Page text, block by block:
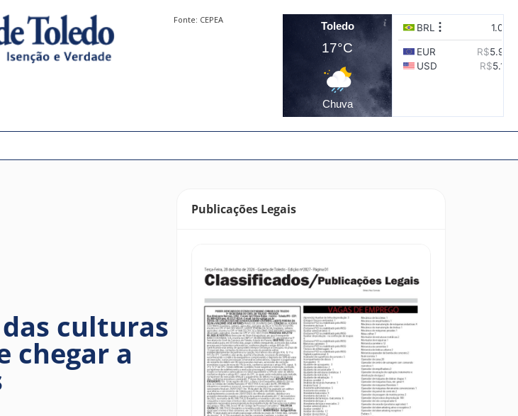
Fonte: CEPEA
Toledo
17°C
Chuva
culturas
chegar a
Publicações Legais